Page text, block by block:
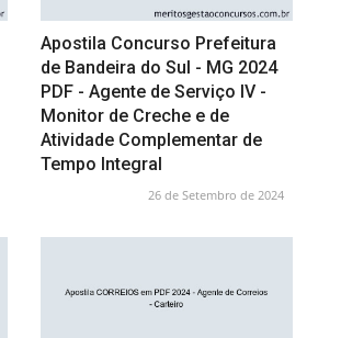
Apostila Concurso Prefeitura
de Bandeira do Sul - MG 2024
PDF - Agente de Serviço IV -
Monitor de Creche e de
Atividade Complementar de
Tempo Integral
26 de Setembro de 2024